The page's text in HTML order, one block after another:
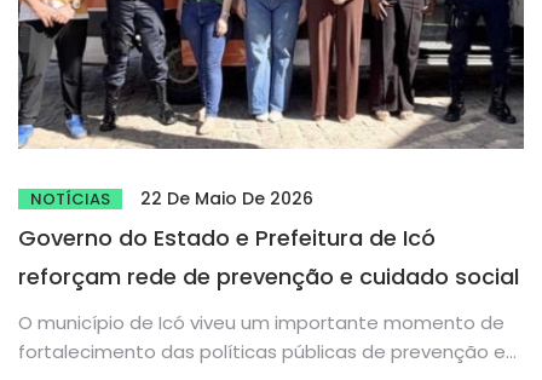
NOTÍCIAS 22 De Maio De 2026
Governo do Estado e Prefeitura de Icó
reforçam rede de prevenção e cuidado social
O município de Icó viveu um importante momento de
fortalecimento das políticas públicas de prevenção e